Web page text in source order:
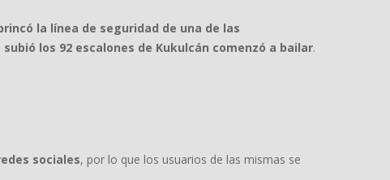
la línea de seguridad de una de las
subió los 92 escalones de Kukulcán comenzó a bailar.
sociales, por lo que los usuarios de las mismas se